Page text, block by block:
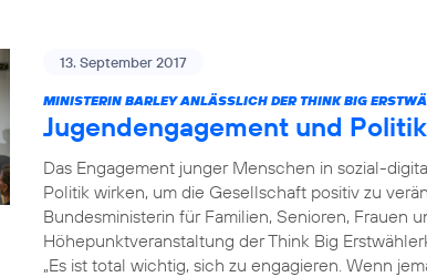
13. September 2017
MINISTERIN BARLEY ANLÄSSLICH DER THINK BIG
Jugendengagement und
Das Engagement junger Menschen in sozial-
Politik wirken, um die Gesellschaft positiv zu
Bundesministerin für Familien, Senioren, Frauen
Höhepunktveranstaltung der Think Big
„Es ist total wichtig, sich zu engagieren. Wenn